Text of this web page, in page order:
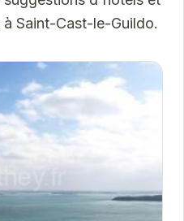
Saint-Cast-le-Guildo.